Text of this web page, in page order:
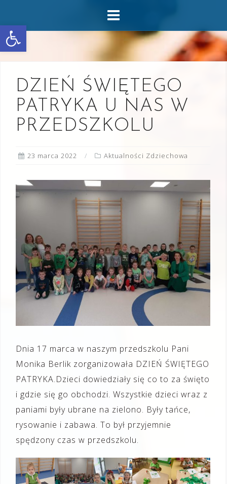
Otwórz pasek narzędzi
content
DZIEŃ ŚWIĘTEGO
PATRYKA U NAS W
PRZEDSZKOLU
23 marca 2022 Aktualności Zdziechowa
Dnia 17 marca w naszym przedszkolu Pani
Monika Berlik zorganizowała DZIEŃ ŚWIĘTEGO
PATRYKA.Dzieci dowiedziały się co to za święto
i gdzie się go obchodzi. Wszystkie dzieci wraz z
paniami były ubrane na zielono. Były tańce,
rysowanie i zabawa. To był przyjemnie
spędzony czas w przedszkolu.